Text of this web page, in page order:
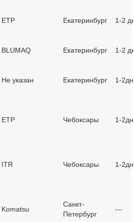
ETP Екатеринбург 1-2
BLUMAQ Екатеринбург 1-2
Не указан Екатеринбург 1-
ETP Чебоксары 1-
ITR Чебоксары 1-
Komatsu
Санкт-
Петербург
---